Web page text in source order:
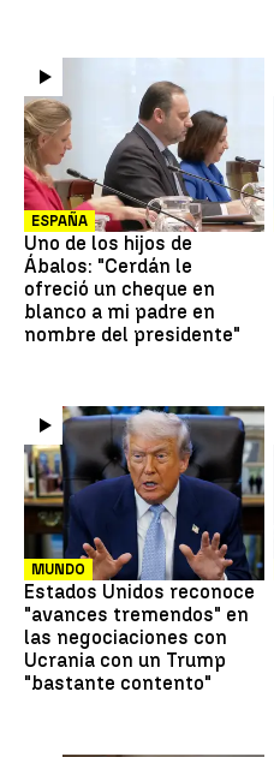
ESPAÑA
Uno de los hijos de
Ábalos: "Cerdán le
ofreció un cheque en
blanco a mi padre en
nombre del presidente"
MUNDO
Estados Unidos reconoce
"avances tremendos" en
las negociaciones con
Ucrania con un Trump
"bastante contento"